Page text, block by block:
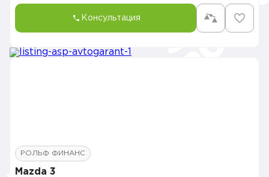
Консультация
РОЛЬФ ФИНАНС
Mazda 3